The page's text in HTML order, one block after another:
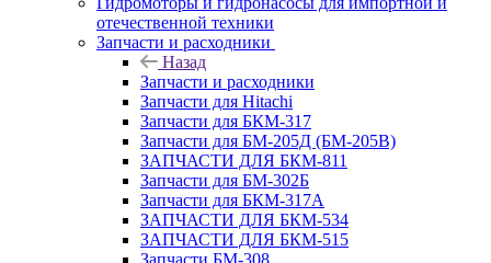
отечественной техники
Запчасти и расходники
Назад
Запчасти и расходники
Запчасти для Hitachi
Запчасти для БКМ-317
Запчасти для БМ-205Д (БМ-205В)
ЗАПЧАСТИ ДЛЯ БКМ-811
Запчасти для БМ-302Б
Запчасти для БКМ-317А
ЗАПЧАСТИ ДЛЯ БКМ-534
ЗАПЧАСТИ ДЛЯ БКМ-515
Запчасти БМ-308